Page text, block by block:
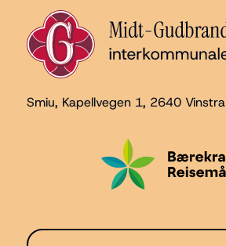
Smiu, Kapellvegen 1, 2640 Vinstra